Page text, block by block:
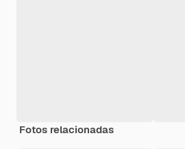
Fotos relacionadas